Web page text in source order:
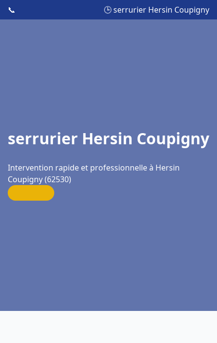
📞 🕒 serrurier Hersin Coupigny
serrurier Hersin Coupigny
Intervention rapide et professionnelle à Hersin
Coupigny (62530)